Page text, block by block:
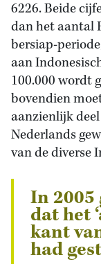
6226. Beide
dan het aantal
bersiap-
aan
100.000 wordt
bovendien
aanzienlijk
Nederlands
van de diverse
In 2005
dat het
kant
had